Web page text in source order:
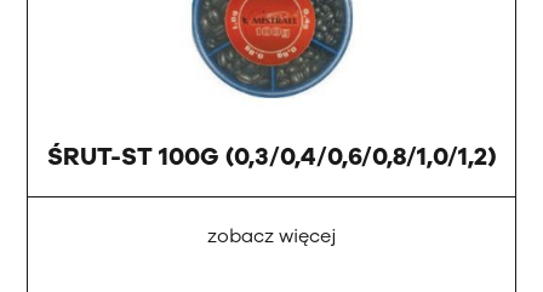
ŚRUT-ST 100G (0,3/0,4/0,6/0,8/1,0/1,2)
zobacz więcej